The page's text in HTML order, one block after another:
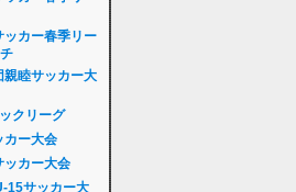
カー春季リー
親睦サッカー大
クリーグ
カー大会
ッカー大会
15サッカー大